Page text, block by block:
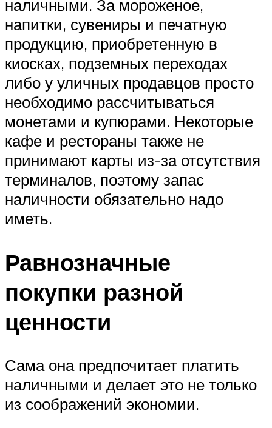
наличными. За мороженое,
напитки, сувениры и печатную
продукцию, приобретенную в
киосках, подземных переходах
либо у уличных продавцов просто
необходимо рассчитываться
монетами и купюрами. Некоторые
кафе и рестораны также не
принимают карты из-за отсутствия
терминалов, поэтому запас
наличности обязательно надо
иметь.
Равнозначные
покупки разной
ценности
Сама она предпочитает платить
наличными и делает это не только
из соображений экономии.